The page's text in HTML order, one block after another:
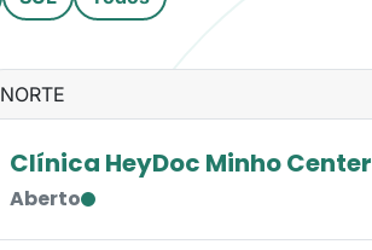
NORTE
Clínica HeyDoc Minho Center
Aberto